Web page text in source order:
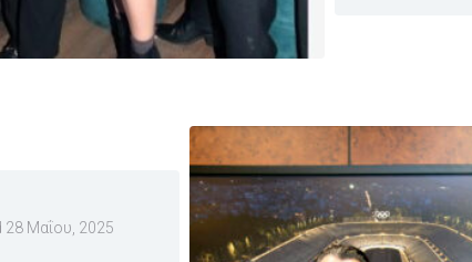
28 Μαΐου, 2025